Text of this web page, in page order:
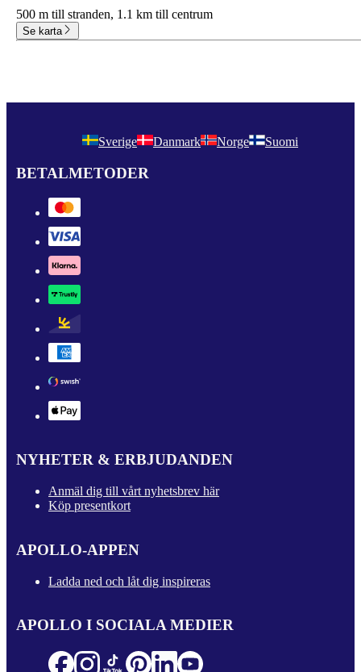
500 m till stranden, 1.1 km till centrum
Se karta
Sverige Danmark Norge Suomi
BETALMETODER
NYHETER & ERBJUDANDEN
Anmäl dig till vårt nyhetsbrev här
Köp presentkort
APOLLO-APPEN
Ladda ned och låt dig inspireras
APOLLO I SOCIALA MEDIER